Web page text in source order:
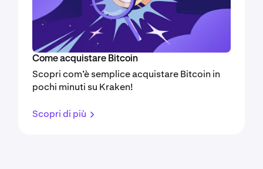
Come acquistare Bitcoin
Scopri com’è semplice acquistare Bitcoin in
pochi minuti su Kraken!
Scopri di più